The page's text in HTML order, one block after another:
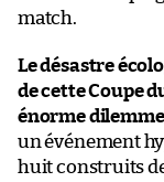
match.
Le désastre
de cette Coupe
énorme dilemme
un événement
huit construits